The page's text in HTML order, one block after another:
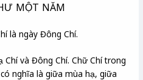
MỘT NĂM
là ngày Đông Chí.
Chí và Đông Chí. Chữ Chí trong
nghĩa là giữa mùa hạ, giữa